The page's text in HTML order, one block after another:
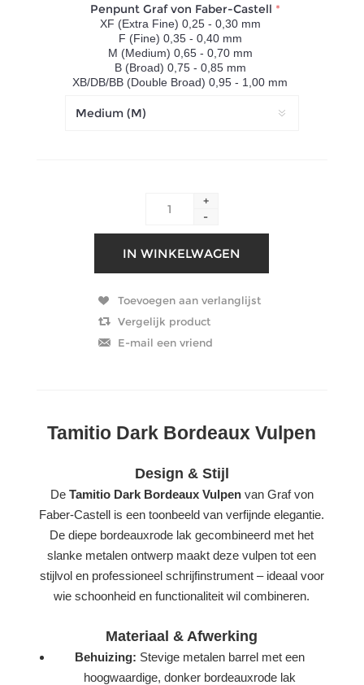
Penpunt Graf von Faber-Castell *
XF (Extra Fine) 0,25 - 0,30 mm
F (Fine) 0,35 - 0,40 mm
M (Medium) 0,65 - 0,70 mm
B (Broad) 0,75 - 0,85 mm
XB/DB/BB (Double Broad) 0,95 - 1,00 mm
+
-
Tamitio Dark Bordeaux Vulpen
Design & Stijl
De Tamitio Dark Bordeaux Vulpenvan Graf von
Faber-Castell is een toonbeeld van verfijnde elegantie.
De diepe bordeauxrode lak gecombineerd met het
slanke metalen ontwerp maakt deze vulpen tot een
stijlvol en professioneel schrijfinstrument – ideaal voor
wie schoonheid en functionaliteit wil combineren.
Materiaal & Afwerking
Behuizing: Stevige metalen barrel met een
hoogwaardige, donker bordeauxrode lak